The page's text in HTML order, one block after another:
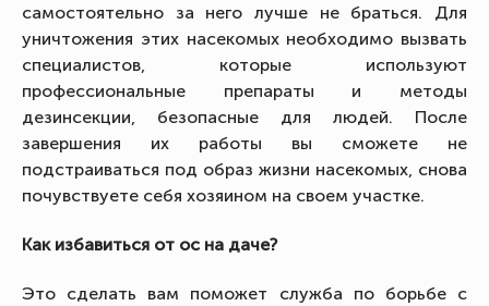
самостоятельно за него лучше не браться. Для
уничтожения этих насекомых необходимо вызвать
специалистов, которые используют
профессиональные препараты и методы
дезинсекции, безопасные для людей. После
завершения их работы вы сможете не
подстраиваться под образ жизни насекомых, снова
почувствуете себя хозяином на своем участке.
Как избавиться от ос на даче?
Это сделать вам поможет служба по борьбе с